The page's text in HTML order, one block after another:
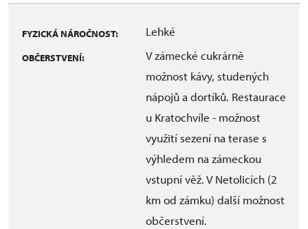
FYZICKÁ NÁROČNOST: Lehké
OBČERSTVENÍ:
V zámecké cukrárně
možnost kávy, studených
nápojů a dortíků. Restaurace
u Kratochvíle - možnost
využití sezení na terase s
výhledem na zámeckou
vstupní věž. V Netolicích (2
km od zámku) další možnost
občerstvení.